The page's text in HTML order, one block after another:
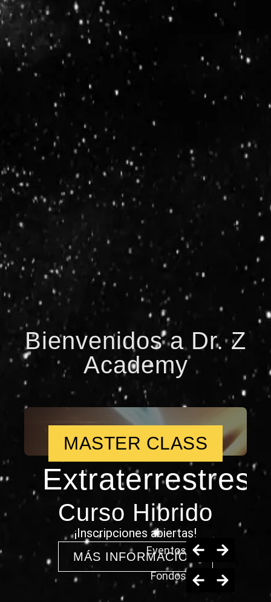
Bienvenidos a Dr. Z
Academy
MASTER CLASS
Extraterrestres
Curso Hibrido
¡Inscripciones abiertas!
MÁS INFORMACIÓN
Fondos
Eventos